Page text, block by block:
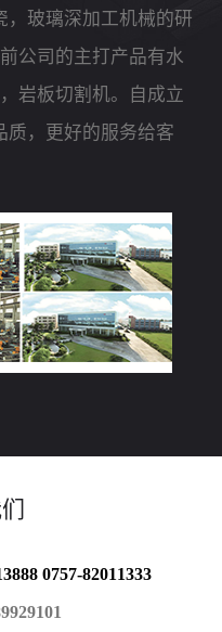
，玻璃深加工机械的研
公司的主打产品有水
岩板切割机。自成立
质，更好的服务给客
0757-82011333